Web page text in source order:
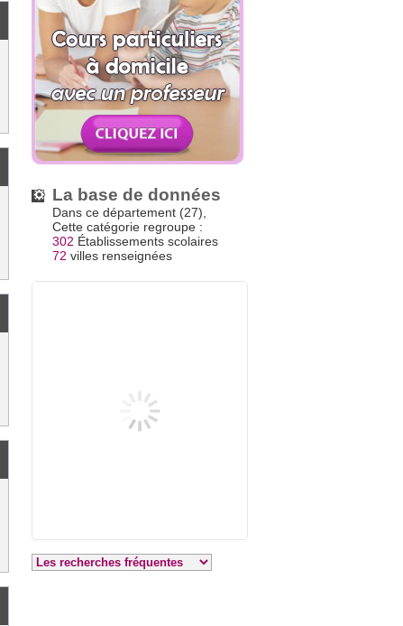
La base de données
Dans ce département (27),
Cette catégorie regroupe :
302 Établissements scolaires
72 villes renseignées